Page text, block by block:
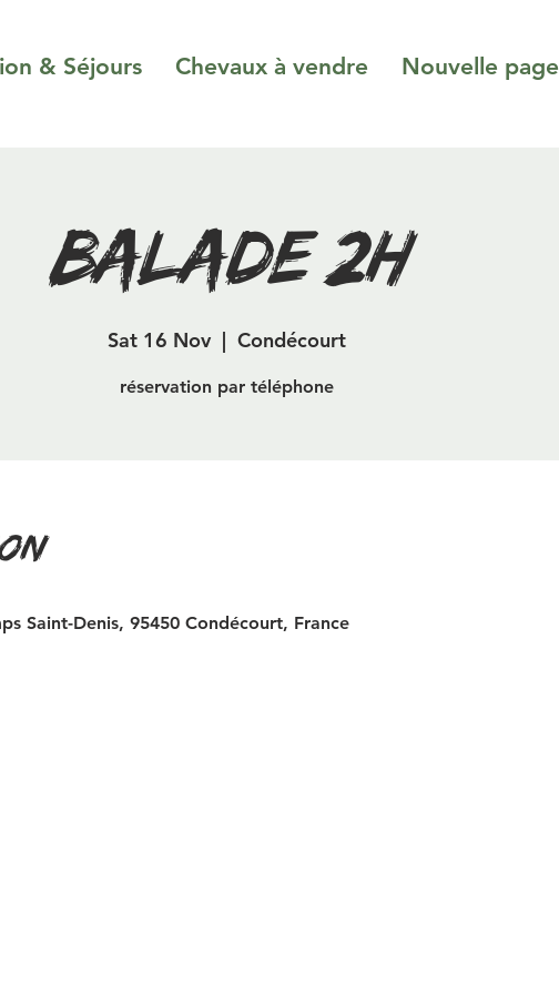
& Séjours Chevaux à vendre Nouvelle page
Balade 2H
Sat 16 Nov
  |
Condécourt
réservation par téléphone
Saint-Denis, 95450 Condécourt, France